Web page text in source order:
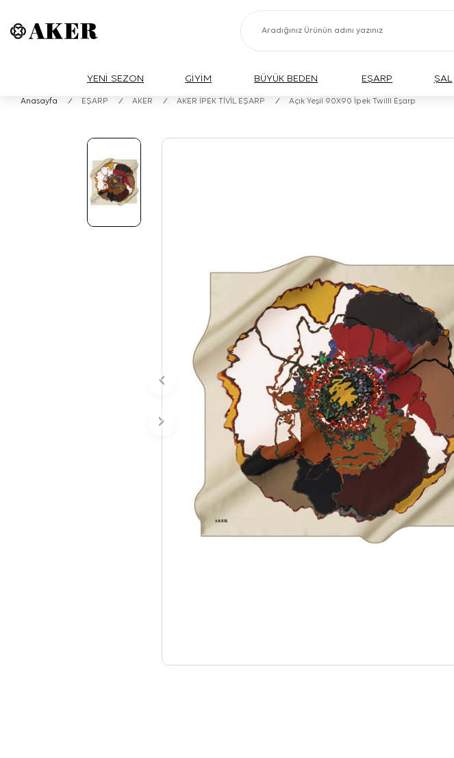
YENİ SEZON GİYİM BÜYÜK BEDEN EŞARP ŞAL
Anasayfa / EŞARP / AKER / AKER İPEK TİVİL EŞARP / Açık Yeşil 90X90 İpek Twilll Eşarp